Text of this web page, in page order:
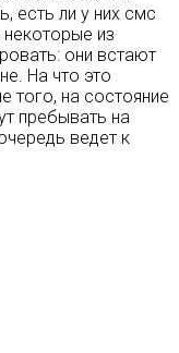
есть ли у них смс
из
они встают
На что это
того, на состояние
пребывать на
ведет к